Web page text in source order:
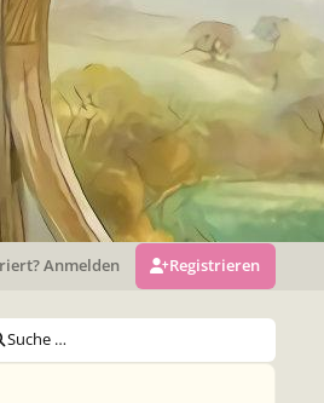
Anmelden Registrieren
Schwestern. 2.Teil
Suche …